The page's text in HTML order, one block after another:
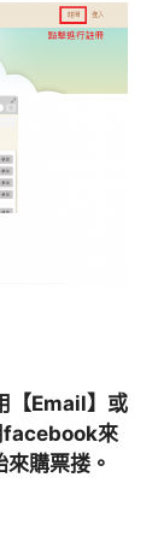
【Email】或
facebook來
購票搂。